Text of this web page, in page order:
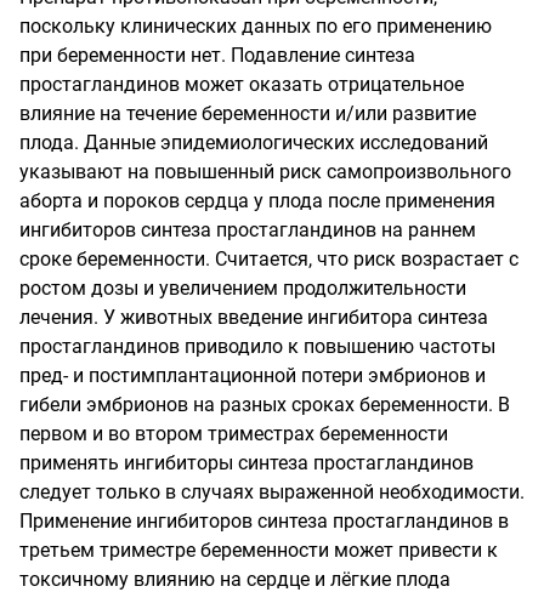
поскольку клинических данных по его применению
при беременности нет. Подавление синтеза
простагландинов может оказать отрицательное
влияние на течение беременности и/или развитие
плода. Данные эпидемиологических исследований
указывают на повышенный риск самопроизвольного
аборта и пороков сердца у плода после применения
ингибиторов синтеза простагландинов на раннем
сроке беременности. Считается, что риск возрастает с
ростом дозы и увеличением продолжительности
лечения. У животных введение ингибитора синтеза
простагландинов приводило к повышению частоты
пред- и постимплантационной потери эмбрионов и
гибели эмбрионов на разных сроках беременности. В
первом и во втором триместрах беременности
применять ингибиторы синтеза простагландинов
следует только в случаях выраженной необходимости.
Применение ингибиторов синтеза простагландинов в
третьем триместре беременности может привести к
токсичному влиянию на сердце и лёгкие плода